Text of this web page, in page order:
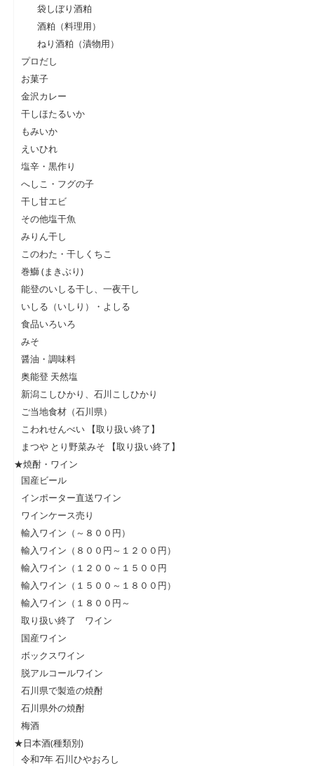
袋しぼり酒粕
酒粕（料理用）
ねり酒粕（漬物用）
プロだし
お菓子
金沢カレー
干しほたるいか
もみいか
えいひれ
塩辛・黒作り
へしこ・フグの子
干し甘エビ
その他塩干魚
みりん干し
このわた・干しくちこ
巻鰤 (まきぶり)
能登のいしる干し、一夜干し
いしる（いしり）・よしる
食品いろいろ
みそ
醤油・調味料
奥能登 天然塩
新潟こしひかり、石川こしひかり
ご当地食材（石川県）
こわれせんべい 【取り扱い終了】
まつや とり野菜みそ 【取り扱い終了】
★焼酎・ワイン
国産ビール
インポーター直送ワイン
ワインケース売り
輸入ワイン（～８００円）
輸入ワイン（８００円～１２００円）
輸入ワイン（１２００～１５００円
輸入ワイン（１５００～１８００円）
輸入ワイン（１８００円～
取り扱い終了 ワイン
国産ワイン
ボックスワイン
脱アルコールワイン
石川県で製造の焼酎
石川県外の焼酎
梅酒
★日本酒(種類別)
令和7年 石川ひやおろし